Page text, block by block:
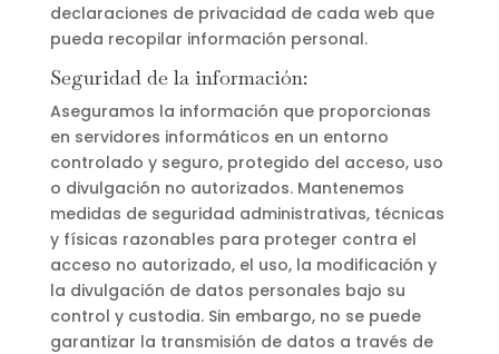
declaraciones de privacidad de cada web que
pueda recopilar información personal.
Seguridad de la información:
Aseguramos la información que proporcionas
en servidores informáticos en un entorno
controlado y seguro, protegido del acceso, uso
o divulgación no autorizados. Mantenemos
medidas de seguridad administrativas, técnicas
y físicas razonables para proteger contra el
acceso no autorizado, el uso, la modificación y
la divulgación de datos personales bajo su
control y custodia. Sin embargo, no se puede
garantizar la transmisión de datos a través de